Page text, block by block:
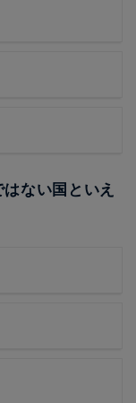
ない国といえ